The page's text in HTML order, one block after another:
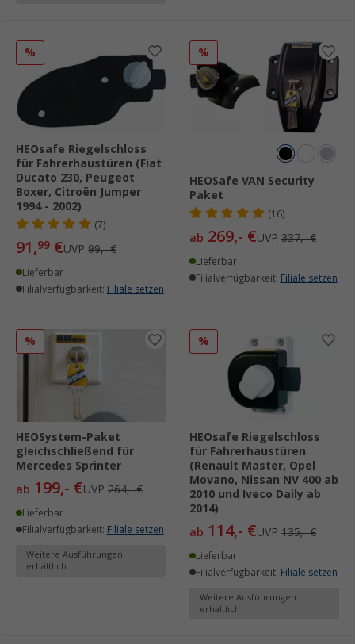
%
HEOsafe Riegelschloss
für Fahrerhaustüren (Fiat
Ducato 230, Peugeot
Boxer, Citroën Jumper
1994 - 2002)
(7)
91,99 €UVP 99,- €
Lieferbar
Filialverfügbarkeit: Filiale setzen
%
HEOSafe VAN Security
Paket
(16)
ab 269,- €UVP 337,- €
Lieferbar
Filialverfügbarkeit: Filiale setzen
%
HEOSystem-Paket
gleichschließend für
Mercedes Sprinter
ab 199,- €UVP 264,- €
Lieferbar
Filialverfügbarkeit: Filiale setzen
Weitere Ausführungen
erhältlich
%
HEOsafe Riegelschloss
für Fahrerhaustüren
(Renault Master, Opel
Movano, Nissan NV 400 ab
2010 und Iveco Daily ab
2014)
ab 114,- €UVP 135,- €
Lieferbar
Filialverfügbarkeit: Filiale setzen
Weitere Ausführungen
erhältlich